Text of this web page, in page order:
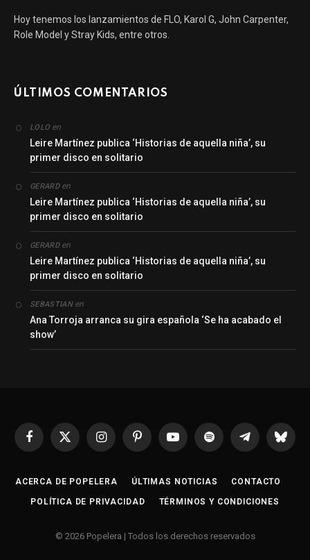
Hoy tenemos los lanzamientos de FLO, Karol G, John Carpenter,
Role Model y Stray Kids, entre otros.
ÚLTIMOS COMENTARIOS
LOLO en
Leire Martínez publica ‘Historias de aquella niña’, su
primer disco en solitario
GERARDen
Leire Martínez publica ‘Historias de aquella niña’, su
primer disco en solitario
GERARDen
Leire Martínez publica ‘Historias de aquella niña’, su
primer disco en solitario
SEBASTIANen
Ana Torroja arranca su gira española ‘Se ha acabado el
show’
Facebook
X
InstagramPinterestYouTubeSpotify Telegrama
ACERCA DE POPELERA ÚLTIMAS NOTICIAS CONTACTO
POLÍTICA DE PRIVACIDAD TÉRMINOS Y CONDICIONES
© 2026 Popelera | Todos los derechos reservados